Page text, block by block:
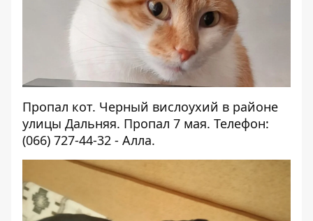
Пропал кот. Черный вислоухий в районе
улицы Дальняя. Пропал 7 мая. Телефон:
(066) 727-44-32 - Алла.